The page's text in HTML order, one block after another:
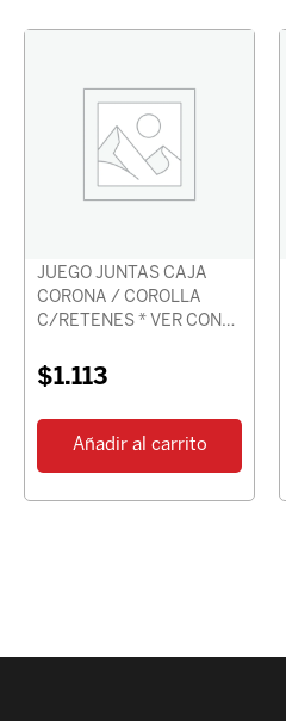
JUEGO JUNTAS CAJA
CORONA / COROLLA
C/RETENES * VER CON
$1.113
Añadir al carrito